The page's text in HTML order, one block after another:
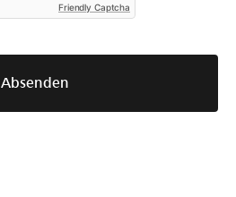
Friendly Captcha
Absenden